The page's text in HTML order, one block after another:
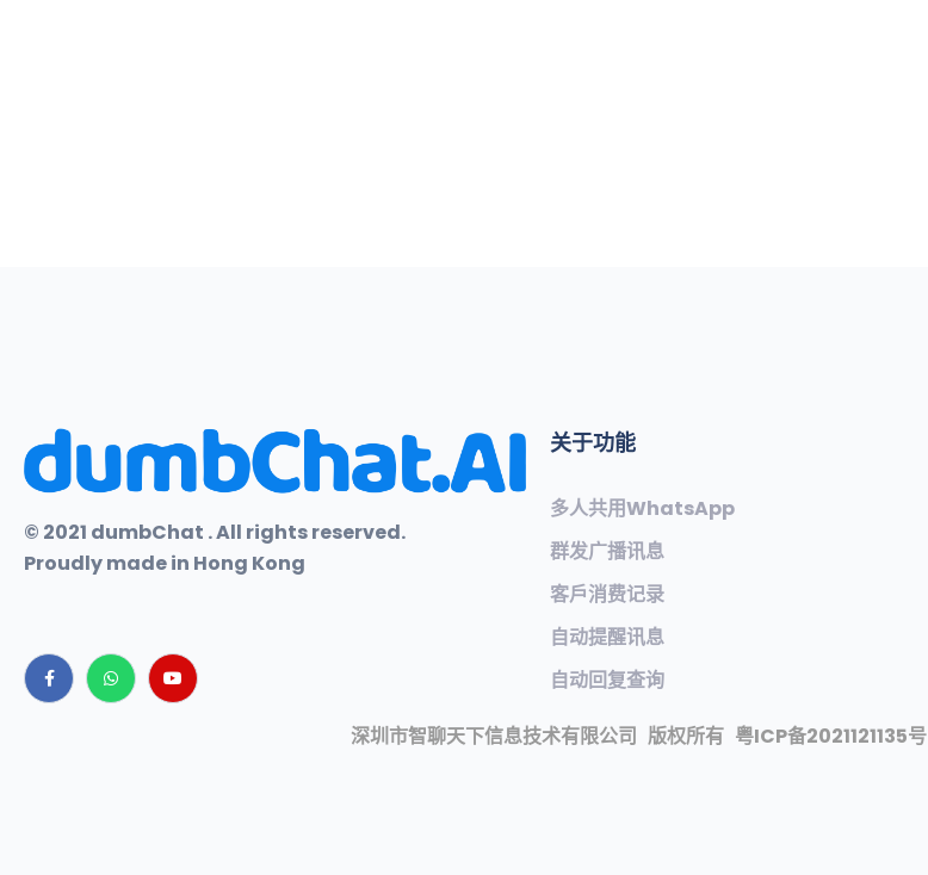
© 2021 dumbChat . All rights reserved.
Proudly made in Hong Kong
关于功能
多人共用WhatsApp
群发广播讯息
客戶消费记录
自动提醒讯息
自动回复查询
深圳市智聊天下信息技术有限公司 版权所有 粤ICP备2021121135号